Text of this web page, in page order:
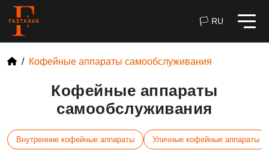
🏳 RU
Кофейные аппараты самообслуживания
Кофейные аппараты
самообслуживания
Внутренние кофейные аппараты Уличные кофейные аппараты